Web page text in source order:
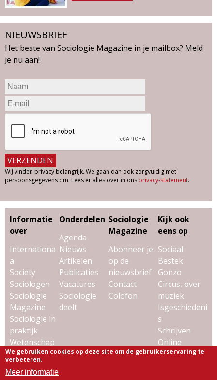
NIEUWSBRIEF
Het beste van Sociologie Magazine in je mailbox? Meld
je nu aan!
Wij vinden privacy belangrijk. We gaan dan ook zorgvuldig met
persoonsgegevens om. Lees er alles over in ons privacy-statement.
Informatie
over
Internationa
al
Society
Sociologen
Sociologie
Magazine
Sociologie in
praktijk
Wetenschap
& sociologie
Onderdelen
Agenda
Nieuws
Artikelen
Publicaties
Vacatures
Sociologie
deelt
Sociologie
Magazine
Abonneer je
op de
nieuwsbrief
Contact
Colofon
Kijk ook
eens op
Sociaal
Bestek
Gonzo
Circus, over
muziek
Isgeschiedeni
s
Schrijven
Online
Uitgeverij
We gebruiken cookies op deze site om de gebruikerservaring te
verbeteren.
Meer informatie